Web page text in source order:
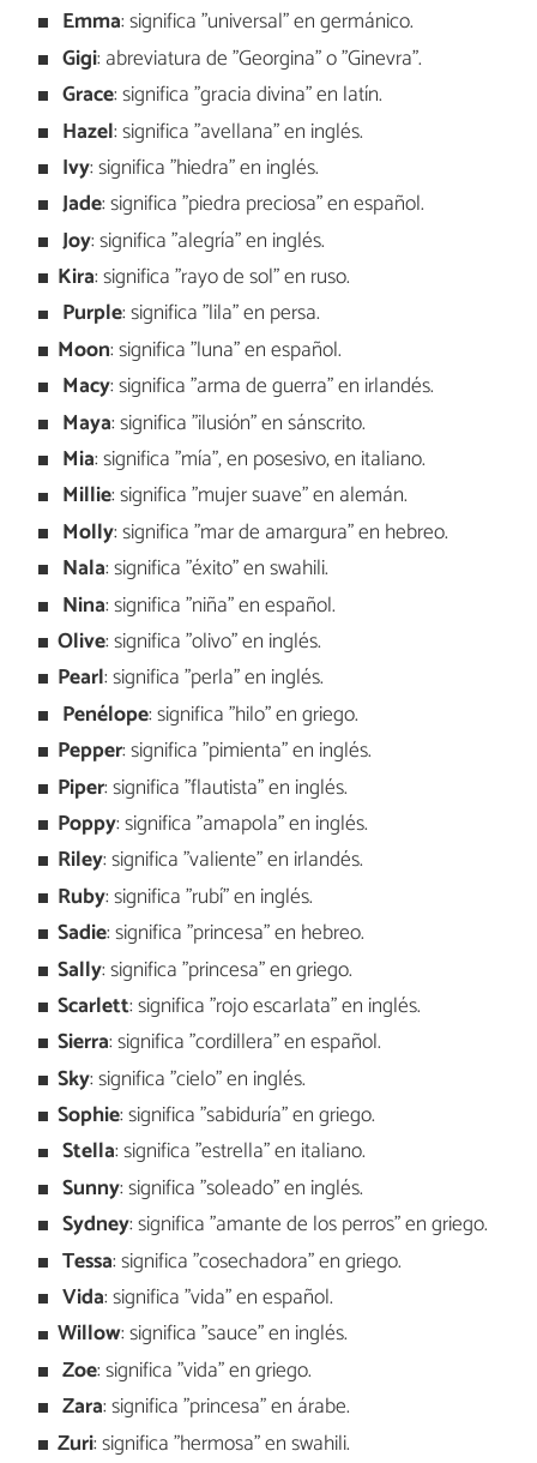
Emma: significa "universal" en germánico.
Gigi: abreviatura de "Georgina" o "Ginevra".
Grace: significa "gracia divina" en latín.
Hazel: significa "avellana" en inglés.
Ivy: significa "hiedra" en inglés.
Jade: significa "piedra preciosa" en español.
Joy: significa "alegría" en inglés.
Kira: significa "rayo de sol" en ruso.
Purple: significa "lila" en persa.
Moon: significa "luna" en español.
Macy: significa "arma de guerra" en irlandés.
Maya: significa "ilusión" en sánscrito.
Mia: significa "mía", en posesivo, en italiano.
Millie: significa "mujer suave" en alemán.
Molly: significa "mar de amargura" en hebreo.
Nala: significa "éxito" en swahili.
Nina: significa "niña" en español.
Olive: significa "olivo" en inglés.
Pearl: significa "perla" en inglés.
Penélope: significa "hilo" en griego.
Pepper: significa "pimienta" en inglés.
Piper: significa "flautista" en inglés.
Poppy: significa "amapola" en inglés.
Riley: significa "valiente" en irlandés.
Ruby: significa "rubí" en inglés.
Sadie: significa "princesa" en hebreo.
Sally: significa "princesa" en griego.
Scarlett: significa "rojo escarlata" en inglés.
Sierra: significa "cordillera" en español.
Sky: significa "cielo" en inglés.
Sophie: significa "sabiduría" en griego.
Stella: significa "estrella" en italiano.
Sunny: significa "soleado" en inglés.
Sydney: significa "amante de los perros" en griego.
Tessa: significa "cosechadora" en griego.
Vida: significa "vida" en español.
Willow: significa "sauce" en inglés.
Zoe: significa "vida" en griego.
Zara: significa "princesa" en árabe.
Zuri: significa "hermosa" en swahili.